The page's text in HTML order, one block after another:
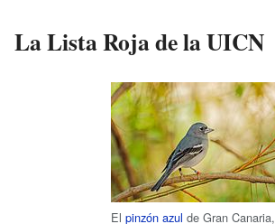
La Lista Roja de la UICN
El pinzón azul de Gran Canaria,